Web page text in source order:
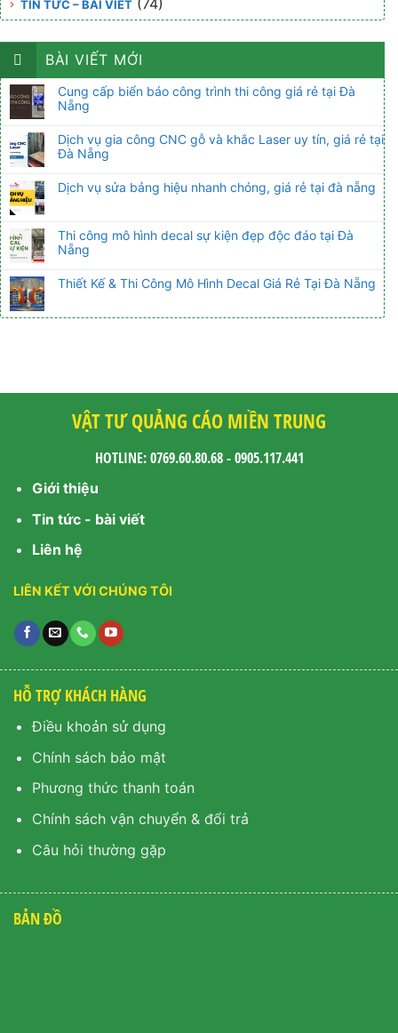
TIN TỨC – BÀI VIẾT
BÀI VIẾT MỚI
Cung cấp biển báo công trình thi công giá rẻ tại Đà
Nẵng
Dịch vụ gia công CNC gỗ và khắc Laser uy tín, giá rẻ tại
Đà Nẵng
Dịch vụ sửa bảng hiệu nhanh chóng, giá rẻ tại đà nẵng
Thi công mô hình decal sự kiện đẹp độc đáo tại Đà
Nẵng
Thiết Kế & Thi Công Mô Hình Decal Giá Rẻ Tại Đà Nẵng
VẬT TƯ QUẢNG CÁO MIỀN TRUNG
HOTLINE: 0769.60.80.68 - 0905.117.441
Giới thiệu
Tin tức - bài viết
Liên hệ
LIÊN KẾT VỚI CHÚNG TÔI
HỖ TRỢ KHÁCH HÀNG
Điều khoản sử dụng
Chính sách bảo mật
Phương thức thanh toán
Chính sách vận chuyển & đổi trả
Câu hỏi thường gặp
BẢN ĐỒ